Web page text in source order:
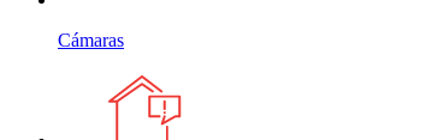
Cámaras